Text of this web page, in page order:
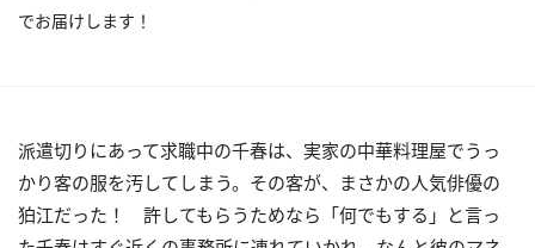
でお届けします！
派遣切りにあって求職中の千春は、実家の中華料理屋でうっ
かり客の服を汚してしまう。その客が、まさかの人気俳優の
狛江だった！ 許してもらうためなら「何でもする」と言っ